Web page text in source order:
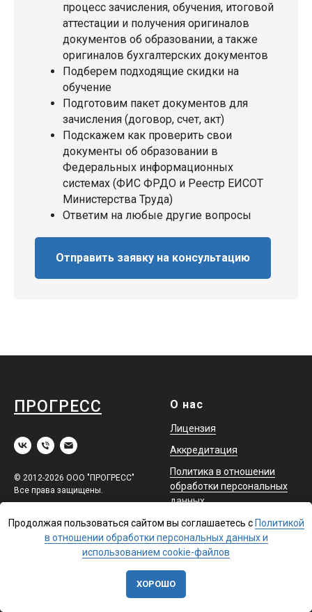
процесс зачисления, обучения, итоговой
аттестации и получения оригиналов
документов об образовании, а также
оригиналов бухгалтерских документов
Подберем подходящие скидки на
обучение
Подготовим пакет документов для
зачисления (договор, счет, акт)
Подскажем как проверить свои
документы об образовании в
Федеральных информационных
системах (ФИС ФРДО и Реестр ЕИСОТ
Министерства Труда)
Ответим на любые другие вопросы
Отправить заявку на консультацию
ПРОГРЕСС
© 2012-2026 ООО "ПРОГРЕСС"
Все права защищены.
О нас
Лицензия
Аккредитация
Политика в отношении
обработки персональных
данных
Оферта
Повышение квалификации
Помощь
Доставка
Продолжая пользоваться сайтом вы соглашаетесь с Политикой
в отношении обработки персональных данных и
использованием cookie-файлов
ХОРОШО